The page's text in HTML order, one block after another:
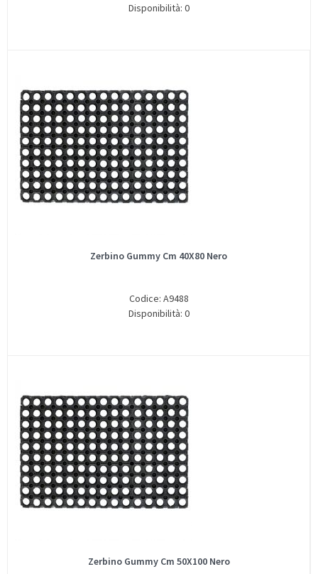
Disponibilità: 0
Zerbino Gummy Cm 40X80 Nero
Codice: A9488
Disponibilità: 0
Zerbino Gummy Cm 50X100 Nero